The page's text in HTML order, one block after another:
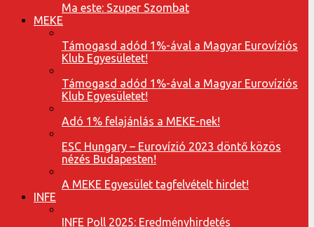
Ma este: Szuper Szombat
MEKE
Támogasd adód 1%-ával a Magyar Eurovíziós
Klub Egyesületet!
Támogasd adód 1%-ával a Magyar Eurovíziós
Klub Egyesületet!
Adó 1% felajánlás a MEKE-nek!
ESC Hungary – Eurovízió 2023 döntő közös
nézés Budapesten!
A MEKE Egyesület tagfelvételt hirdet!
INFE
INFE Poll 2025: Eredményhirdetés